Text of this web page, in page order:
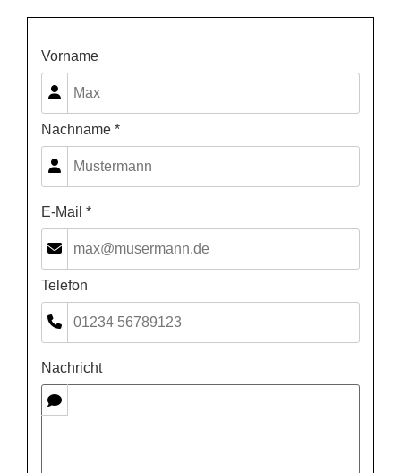
Vorname
Nachname *
E-Mail *
Telefon
Nachricht